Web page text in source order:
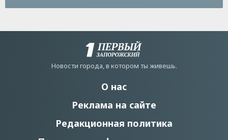
Новости города, в котором ты живешь.
О нас
Реклама на сайте
Редакционная политика